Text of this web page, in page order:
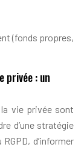
(fonds propres,
privée : un
vie privée sont
d’une stratégie
d’informer